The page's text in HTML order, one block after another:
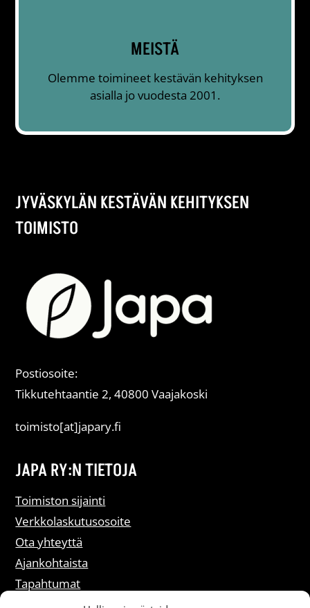
MEISTÄ
Olemme toimineet kestävän kehityksen
asialla jo vuodesta 2001.
JYVÄSKYLÄN KESTÄVÄN KEHITYKSEN
TOIMISTO
Postiosoite:
Tikkutehtaantie 2, 40800 Vaajakoski
toimisto[at]japary.fi
JAPA RY:N TIETOJA
Toimiston sijainti
Verkkolaskutusosoite
Ota yhteyttä
Ajankohtaista
Tapahtumat
Liity jäseneksi